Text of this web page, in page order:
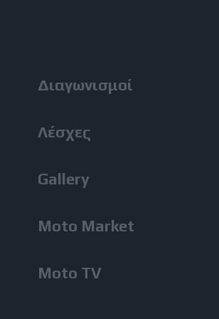
31 Ιούλιος, 2026
ακούμε, μόλις εμφανίστηκε για
Romaniacs, 2η Μέρα: Νίκη
Κουζή και αποτελέσματα ανά
άλλοι Έλληνες [Photos]
Διαγωνισμοί
Λέσχες
Gallery
Moto Market
Moto TV